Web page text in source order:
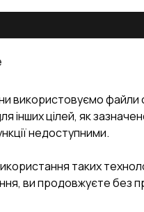
undefined(undefined)
i.mgr3@korsa.ua
використовуємо файли
інших цілей, як
недоступними.
таких
ви продовжуєте без